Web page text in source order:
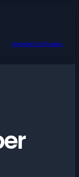
Angebot anfragen.